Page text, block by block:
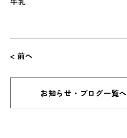
< 前へ
お知らせ・ブログ一覧へ